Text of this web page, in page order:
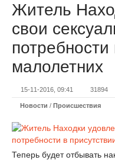
Житель
свои
потребности
малолетних
15-11-2016, 09:41 31894
Новости / Происшествия
Теперь будет отбывать